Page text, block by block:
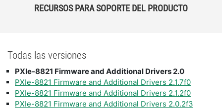
RECURSOS PARA SOPORTE DEL PRODUCTO
Todas las versiones
PXIe-8821 Firmware and Additional Drivers 2.0
PXIe-8821 Firmware and Additional Drivers 2.1.7f0
PXIe-8821 Firmware and Additional Drivers 2.1.2f0
PXIe-8821 Firmware and Additional Drivers 2.0.2f3